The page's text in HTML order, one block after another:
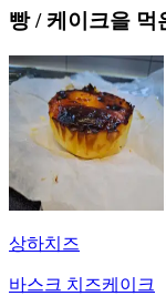
빵 / 케이크을 먹
상하치즈
바스크 치즈케이크